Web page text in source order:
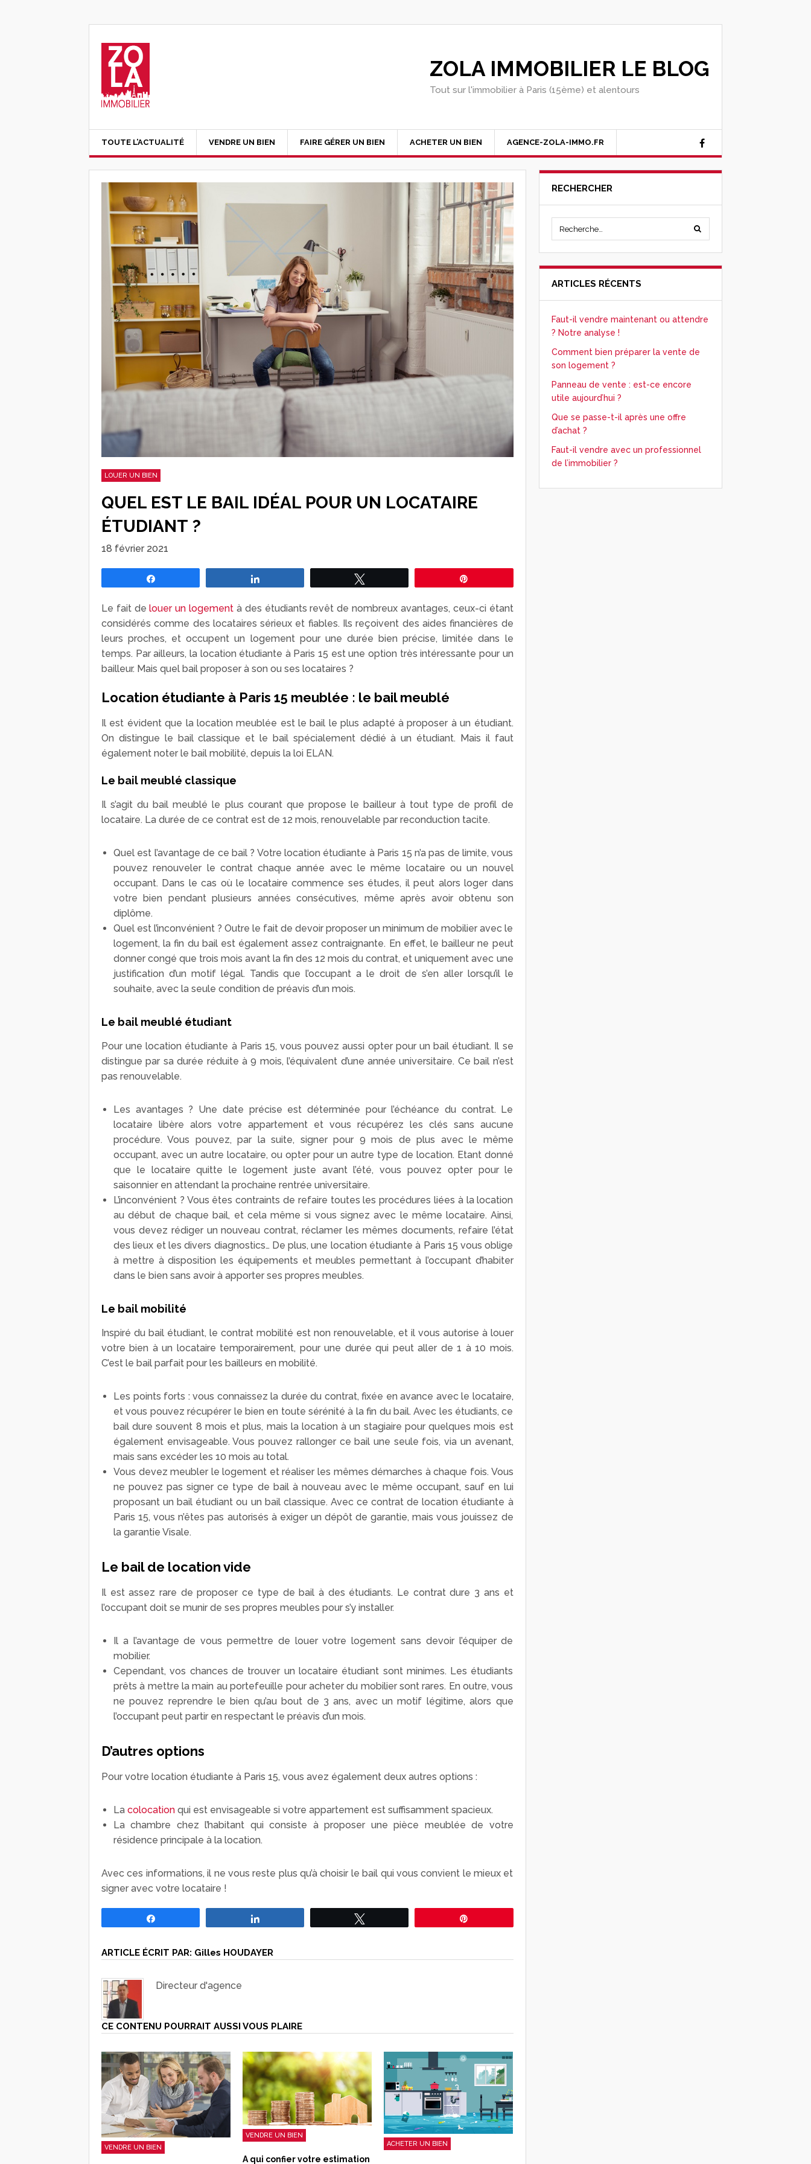
ZOLA IMMOBILIER LE BLOG
Tout sur l'immobilier à Paris (15ème) et alentours
TOUTE L’ACTUALITÉ VENDRE UN BIEN FAIRE GÉRER UN BIEN ACHETER UN BIEN AGENCE-ZOLA-IMMO.FR
LOUER UN BIEN
QUEL EST LE BAIL IDÉAL POUR UN LOCATAIRE
ÉTUDIANT ?
18 février 2021
Le fait delouer un logement à des étudiants revêt de nombreux avantages, ceux-ci étant
considérés comme des locataires sérieux et fiables. Ils reçoivent des aides financières de
leurs proches, et occupent un logement pour une durée bien précise, limitée dans le
temps. Par ailleurs, la location étudiante à Paris 15 est une option très intéressante pour un
bailleur. Mais quel bail proposer à son ou ses locataires ?
Location étudiante à Paris 15 meublée : le bail meublé
Il est évident que la location meublée est le bail le plus adapté à proposer à un étudiant.
On distingue le bail classique et le bail spécialement dédié à un étudiant. Mais il faut
également noter le bail mobilité, depuis la loi ELAN.
Le bail meublé classique
Il s’agit du bail meublé le plus courant que propose le bailleur à tout type de profil de
locataire. La durée de ce contrat est de 12 mois, renouvelable par reconduction tacite.
Quel est l’avantage de ce bail ? Votre location étudiante à Paris 15 n’a pas de limite, vous
pouvez renouveler le contrat chaque année avec le même locataire ou un nouvel
occupant. Dans le cas où le locataire commence ses études, il peut alors loger dans
votre bien pendant plusieurs années consécutives, même après avoir obtenu son
diplôme.
Quel est l’inconvénient ? Outre le fait de devoir proposer un minimum de mobilier avec le
logement, la fin du bail est également assez contraignante. En effet, le bailleur ne peut
donner congé que trois mois avant la fin des 12 mois du contrat, et uniquement avec une
justification d’un motif légal. Tandis que l’occupant a le droit de s’en aller lorsqu’il le
souhaite, avec la seule condition de préavis d’un mois.
Le bail meublé étudiant
Pour une location étudiante à Paris 15, vous pouvez aussi opter pour un bail étudiant. Il se
distingue par sa durée réduite à 9 mois, l’équivalent d’une année universitaire. Ce bail n’est
pas renouvelable.
Les avantages ? Une date précise est déterminée pour l’échéance du contrat. Le
locataire libère alors votre appartement et vous récupérez les clés sans aucune
procédure. Vous pouvez, par la suite, signer pour 9 mois de plus avec le même
occupant, avec un autre locataire, ou opter pour un autre type de location. Etant donné
que le locataire quitte le logement juste avant l’été, vous pouvez opter pour le
saisonnier en attendant la prochaine rentrée universitaire.
L’inconvénient ? Vous êtes contraints de refaire toutes les procédures liées à la location
au début de chaque bail, et cela même si vous signez avec le même locataire. Ainsi,
vous devez rédiger un nouveau contrat, réclamer les mêmes documents, refaire l’état
des lieux et les divers diagnostics… De plus, une location étudiante à Paris 15 vous oblige
à mettre à disposition les équipements et meubles permettant à l’occupant d’habiter
dans le bien sans avoir à apporter ses propres meubles.
Le bail mobilité
Inspiré du bail étudiant, le contrat mobilité est non renouvelable, et il vous autorise à louer
votre bien à un locataire temporairement, pour une durée qui peut aller de 1 à 10 mois.
C’est le bail parfait pour les bailleurs en mobilité.
Les points forts : vous connaissez la durée du contrat, fixée en avance avec le locataire,
et vous pouvez récupérer le bien en toute sérénité à la fin du bail. Avec les étudiants, ce
bail dure souvent 8 mois et plus, mais la location à un stagiaire pour quelques mois est
également envisageable. Vous pouvez rallonger ce bail une seule fois, via un avenant,
mais sans excéder les 10 mois au total.
Vous devez meubler le logement et réaliser les mêmes démarches à chaque fois. Vous
ne pouvez pas signer ce type de bail à nouveau avec le même occupant, sauf en lui
proposant un bail étudiant ou un bail classique. Avec ce contrat de location étudiante à
Paris 15, vous n’êtes pas autorisés à exiger un dépôt de garantie, mais vous jouissez de
la garantie Visale.
Le bail de location vide
Il est assez rare de proposer ce type de bail à des étudiants. Le contrat dure 3 ans et
l’occupant doit se munir de ses propres meubles pour s’y installer.
Il a l’avantage de vous permettre de louer votre logement sans devoir l’équiper de
mobilier.
Cependant, vos chances de trouver un locataire étudiant sont minimes. Les étudiants
prêts à mettre la main au portefeuille pour acheter du mobilier sont rares. En outre, vous
ne pouvez reprendre le bien qu’au bout de 3 ans, avec un motif légitime, alors que
l’occupant peut partir en respectant le préavis d’un mois.
D’autres options
Pour votre location étudiante à Paris 15, vous avez également deux autres options :
La colocation qui est envisageable si votre appartement est suffisamment spacieux.
La chambre chez l’habitant qui consiste à proposer une pièce meublée de votre
résidence principale à la location.
Avec ces informations, il ne vous reste plus qu’à choisir le bail qui vous convient le mieux et
signer avec votre locataire !
ARTICLE ÉCRIT PAR: Gilles HOUDAYER
Directeur d'agence
CE CONTENU POURRAIT AUSSI VOUS PLAIRE
VENDRE UN BIEN
VENDRE UN BIEN
A qui confier votre estimation
ACHETER UN BIEN
RECHERCHER
ARTICLES RÉCENTS
Faut-il vendre maintenant ou attendre
? Notre analyse !
Comment bien préparer la vente de
son logement ?
Panneau de vente : est-ce encore
utile aujourd’hui ?
Que se passe-t-il après une offre
d’achat ?
Faut-il vendre avec un professionnel
de l’immobilier ?